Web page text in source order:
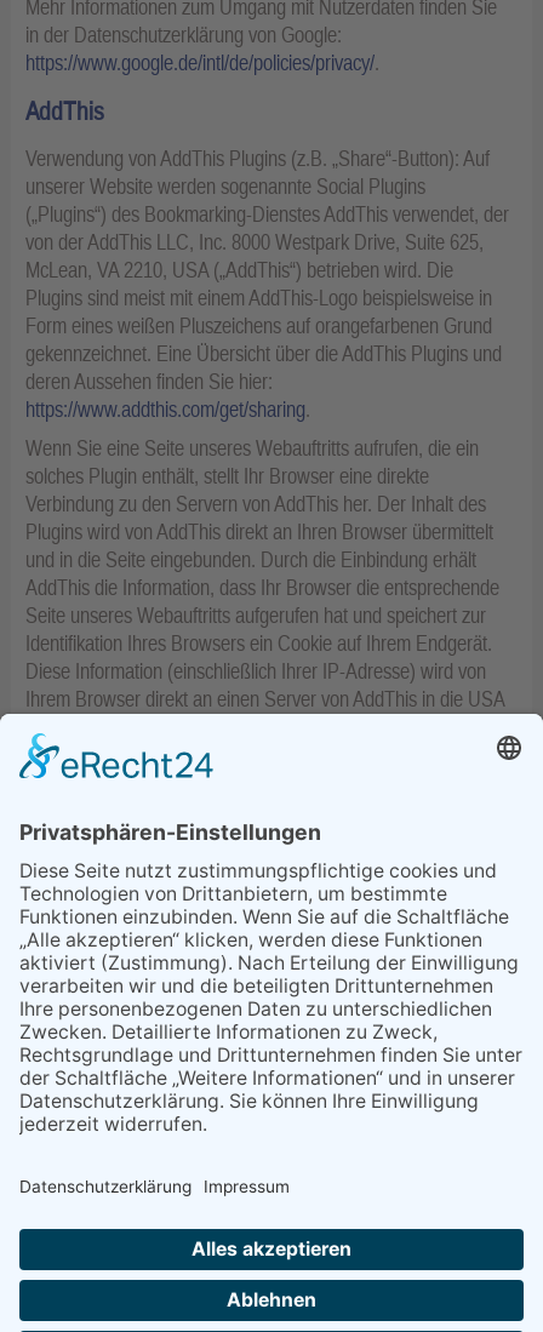
Mehr Informationen zum Umgang mit Nutzerdaten finden Sie
in der Datenschutzerklärung von Google:
https://www.google.de/intl/de/policies/privacy/.
AddThis
Verwendung von AddThis Plugins (z.B. „Share“-Button): Auf
unserer Website werden sogenannte Social Plugins
(„Plugins“) des Bookmarking-Dienstes AddThis verwendet, der
von der AddThis LLC, Inc. 8000 Westpark Drive, Suite 625,
McLean, VA 2210, USA („AddThis“) betrieben wird. Die
Plugins sind meist mit einem AddThis-Logo beispielsweise in
Form eines weißen Pluszeichens auf orangefarbenen Grund
gekennzeichnet. Eine Übersicht über die AddThis Plugins und
deren Aussehen finden Sie hier:
https://www.addthis.com/get/sharing.
Wenn Sie eine Seite unseres Webauftritts aufrufen, die ein
solches Plugin enthält, stellt Ihr Browser eine direkte
Verbindung zu den Servern von AddThis her. Der Inhalt des
Plugins wird von AddThis direkt an Ihren Browser übermittelt
und in die Seite eingebunden. Durch die Einbindung erhält
AddThis die Information, dass Ihr Browser die entsprechende
Seite unseres Webauftritts aufgerufen hat und speichert zur
Identifikation Ihres Browsers ein Cookie auf Ihrem Endgerät.
Diese Information (einschließlich Ihrer IP-Adresse) wird von
Ihrem Browser direkt an einen Server von AddThis in die USA
übermittelt und dort gespeichert. AddThis verwendet die Daten
zur Erstellung anonymisierter Nutzerprofile, die als Grundlage
für eine personalisierte und interessenbezogene
AddThis-Plugins dient.
Zweck und Umfang der Datenerhebung und die weitere
Verarbeitung und Nutzung der Daten durch AddThis
entnehmen Sie bitte den Datenschutzhinweisen von AddThis:
http://www.addthis.com/privacy/privacy-policy . Wenn Sie der
Datenerhebung durch AddThis für die Zukunft widersprechen
möchten, können Sie ein sogenanntes Opt-Out-Cookie setzen,
das Sie unter folgendem Link herunterladen können:
http://www.addthis.com/privacy/opt-outSie können das Laden
der AddThis Plugins auch mit Add-Ons für Ihren Browser
komplett verhindern, z. B. mit dem Skript-Blocker „NoScript“
NACH OBEN
Alle Rechte vorbehalten - Eppsteiner Zeitung Druck- und Verlags-
GmbH